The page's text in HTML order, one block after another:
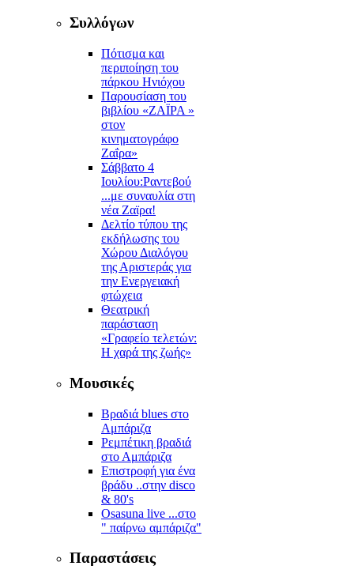
Συλλόγων
Πότισμα και
περιποίηση του
πάρκου Ηνιόχου
Παρουσίαση του
βιβλίου «ΖΑΪΡΑ »
στον
κινηματογράφο
Ζαΐρα»
Σάββατο 4
Ιουλίου:Ραντεβού
...με συναυλία στη
νέα Ζαϊρα!
Δελτίο τύπου της
εκδήλωσης του
Χώρου Διαλόγου
της Αριστεράς για
την Ενεργειακή
φτώχεια
Θεατρική
παράσταση
«Γραφείο τελετών:
Η χαρά της ζωής»
Μουσικές
Βραδιά blues στο
Αμπάριζα
Ρεμπέτικη βραδιά
στο Αμπάριζα
Επιστροφή για ένα
βράδυ ..στην disco
& 80's
Osasuna live ...στο
" παίρνω αμπάριζα"
Παραστάσεις